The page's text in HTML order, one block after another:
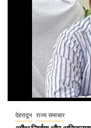
देहरादून राज्य समाचार